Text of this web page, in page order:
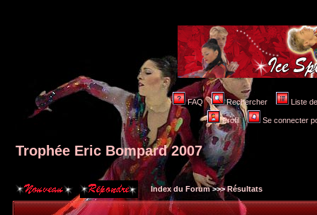
FAQ Rechercher Liste
Profil Se connecter
Trophée Eric Bompard 2007
Index du Forum>>>Résultats